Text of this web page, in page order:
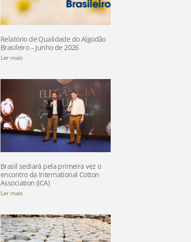
Relatório de Qualidade do Algodão
Brasileiro – Junho de 2026
Ler mais
Brasil sediará pela primeira vez o
encontro da International Cotton
Association (ICA)
Ler mais